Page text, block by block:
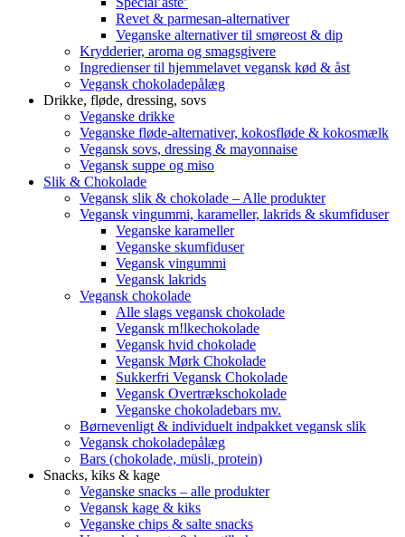
Revet & parmesan-alternativer
Veganske alternativer til smøreost & dip
Krydderier, aroma og smagsgivere
Ingredienser til hjemmelavet vegansk kød & åst
Vegansk chokoladepålæg
Drikke, fløde, dressing, sovs
Veganske drikke
Veganske fløde-alternativer, kokosfløde & kokosmælk
Vegansk sovs, dressing & mayonnaise
Vegansk suppe og miso
Slik & Chokolade
Vegansk slik & chokolade – Alle produkter
Vegansk vingummi, karameller, lakrids & skumfiduser
Veganske karameller
Veganske skumfiduser
Vegansk vingummi
Vegansk lakrids
Vegansk chokolade
Alle slags vegansk chokolade
Vegansk m!lkechokolade
Vegansk hvid chokolade
Vegansk Mørk Chokolade
Sukkerfri Vegansk Chokolade
Vegansk Overtrækschokolade
Veganske chokoladebars mv.
Børnevenligt & individuelt indpakket vegansk slik
Vegansk chokoladepålæg
Bars (chokolade, müsli, protein)
Snacks, kiks & kage
Veganske snacks – alle produkter
Vegansk kage & kiks
Veganske chips & salte snacks